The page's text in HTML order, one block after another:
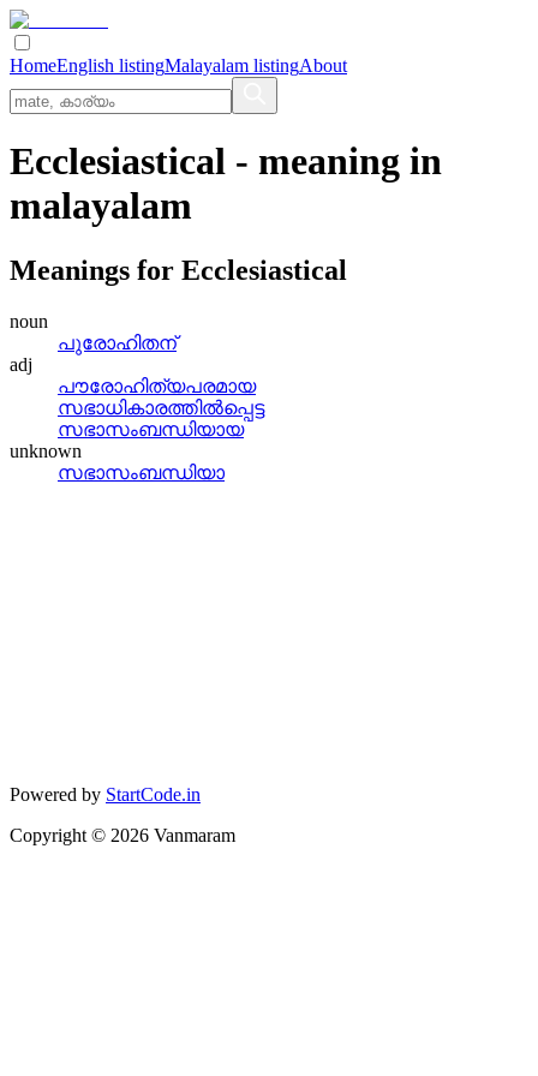
HomeEnglish listingMalayalam listingAbout
Ecclesiastical - meaning in
malayalam
Meanings for Ecclesiastical
noun
പുരോഹിതന്
adj
പൗരോഹിത്യപരമായ
സഭാധികാരത്തില്‍പ്പെട്ട
സഭാസംബന്ധിയായ
unknown
സഭാസംബന്ധിയാ
Powered by StartCode.in
Copyright © 2026 Vanmaram